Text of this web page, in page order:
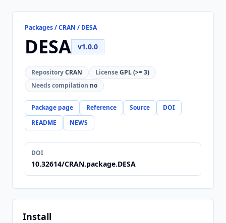
Packages / CRAN / DESA
DESA v1.0.0
RepositoryCRAN LicenseGPL (>= 3)
Needs compilation no
Package page Reference Source
DOI
README
NEWS
DOI
10.32614/CRAN.package.DESA
Install